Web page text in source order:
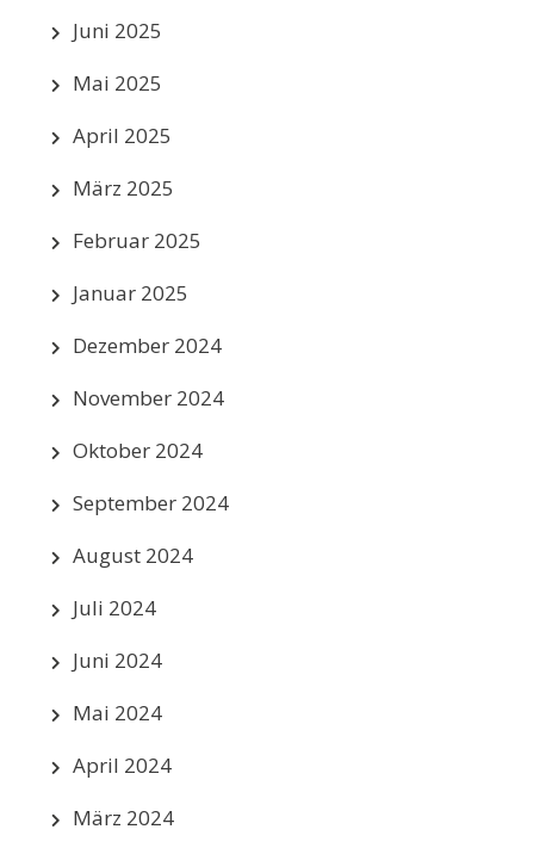
Juni 2025
Mai 2025
April 2025
März 2025
Februar 2025
Januar 2025
Dezember 2024
November 2024
Oktober 2024
September 2024
August 2024
Juli 2024
Juni 2024
Mai 2024
April 2024
März 2024